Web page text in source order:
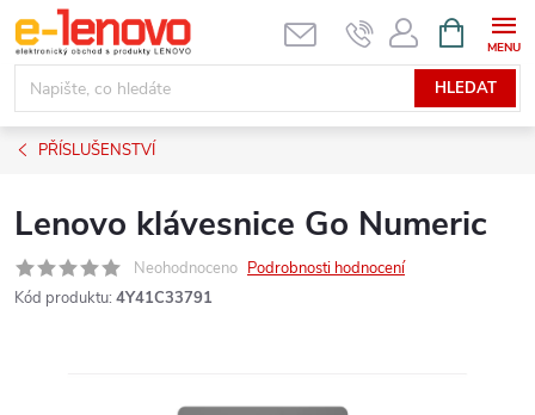
Přejít
na
obsah
HLEDAT
NÁKUPNÍ
KOŠÍK
PŘÍSLUŠENSTVÍ
Lenovo klávesnice Go Numeric
Neohodnoceno Podrobnosti hodnocení
Kód produktu: 4Y41C33791